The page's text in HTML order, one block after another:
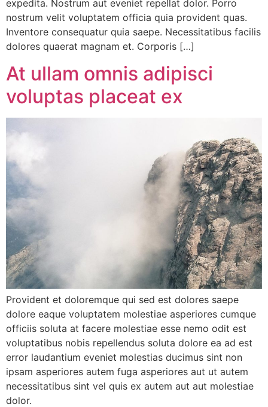
expedita. Nostrum aut eveniet repellat dolor. Porro
nostrum velit voluptatem officia quia provident quas.
Inventore consequatur quia saepe. Necessitatibus facilis
dolores quaerat magnam et. Corporis […]
At ullam omnis adipisci
voluptas placeat ex
Provident et doloremque qui sed est dolores saepe
dolore eaque voluptatem molestiae asperiores cumque
officiis soluta at facere molestiae esse nemo odit est
voluptatibus nobis repellendus soluta dolore ea ad est
error laudantium eveniet molestias ducimus sint non
ipsam asperiores autem fuga asperiores aut ut autem
necessitatibus sint vel quis ex autem aut aut molestiae
dolor.